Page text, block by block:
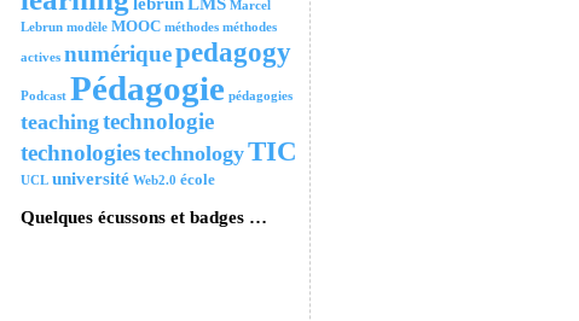
Marcel
Lebrun modèle MOOC méthodes méthodes
actives numériquepedagogy
Podcast Pédagogie pédagogies
teachingtechnologie
technologiestechnologyTIC
UCL université Web2.0 école
Quelques écussons et badges …